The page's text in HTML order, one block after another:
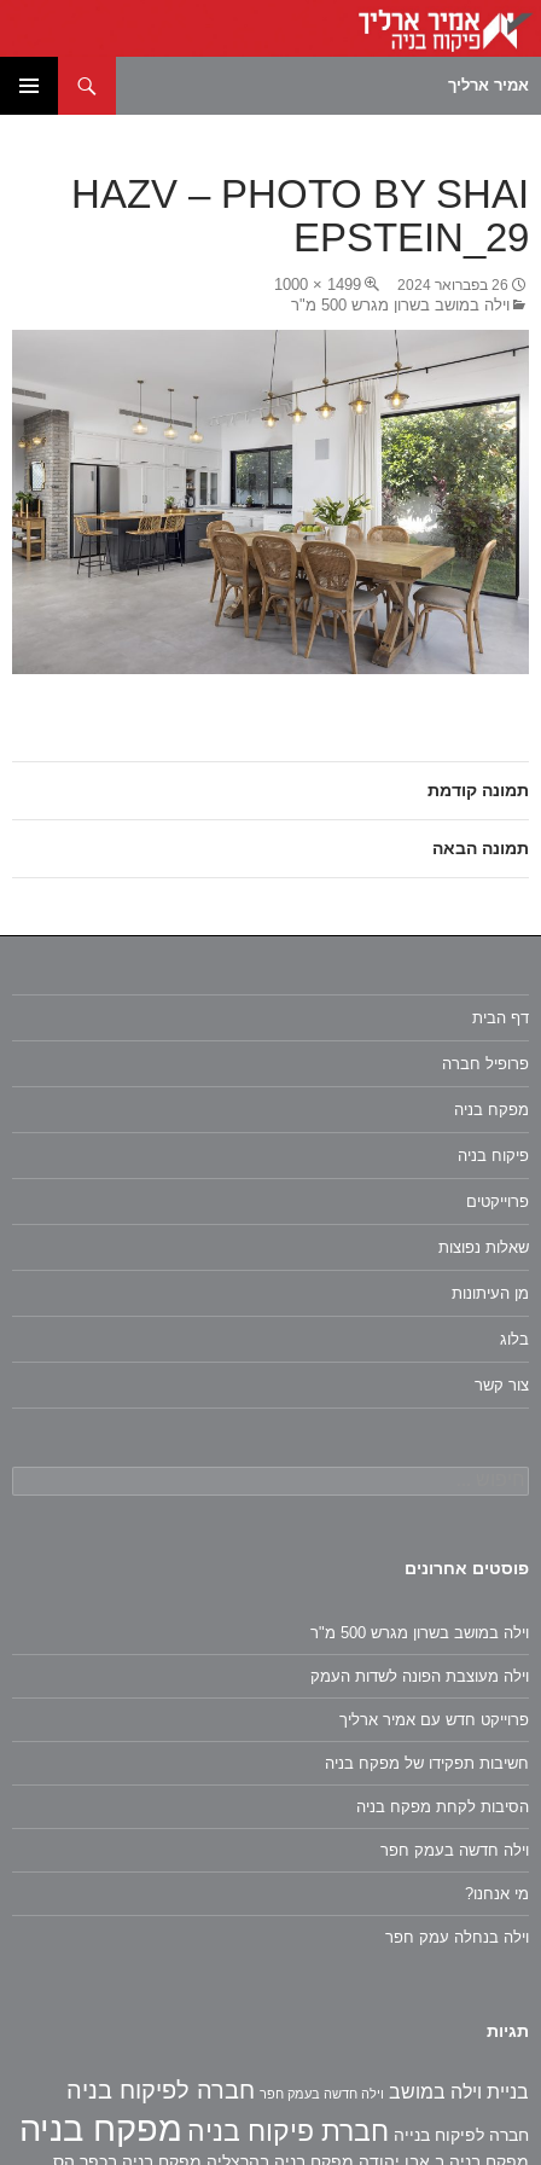
אמיר ארליך
HAZV – PHOTO BY SHAI
EPSTEIN_29
26 בפברואר 2024
1499 × 1000
וילה במושב בשרון מגרש 500 מ"ר
תמונה קודמת
תמונה הבאה
דף הבית
פרופיל חברה
מפקח בניה
פיקוח בניה
פרוייקטים
שאלות נפוצות
מן העיתונות
בלוג
צור קשר
פוסטים אחרונים
וילה במושב בשרון מגרש 500 מ"ר
וילה מעוצבת הפונה לשדות העמק
פרוייקט חדש עם אמיר ארליך
חשיבות תפקידו של מפקח בניה
הסיבות לקחת מפקח בניה
וילה חדשה בעמק חפר
מי אנחנו?
וילה בנחלה עמק חפר
תגיות
בניית וילה במושב וילה חדשה בעמק חפר חברה לפיקוח בניה
חברה לפיקוח בנייה חברת פיקוח בניה מפקח בניה